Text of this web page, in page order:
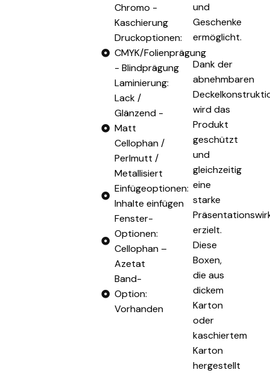
Chromo -
Kaschierung
Druckoptionen:
CMYK/Folienprägung
- Blindprägung
Laminierung:
Lack /
Glänzend -
Matt
Cellophan /
Perlmutt /
Metallisiert
Einfügeoptionen:
Inhalte einfügen
Fenster-
Optionen:
Cellophan –
Azetat
Band-
Option:
Vorhanden
und
Geschenke
ermöglicht.
Dank der
abnehmbaren
wird das
Produkt
geschützt
und
gleichzeitig
eine
starke
erzielt.
Diese
Boxen,
die aus
dickem
Karton
oder
kaschiertem
Karton
hergestellt